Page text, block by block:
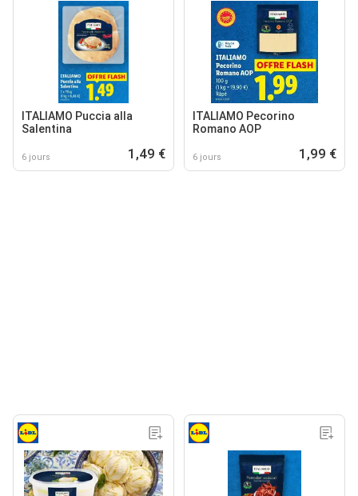
ITALIAMO Puccia alla
Salentina
6 jours 1,49 €
ITALIAMO Pecorino
Romano AOP
6 jours 1,99 €